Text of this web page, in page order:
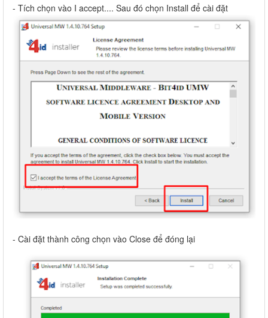
- Tích chọn vào I accept.... Sau đó chọn Install để cài đặt
- Cài đặt thành công chọn vào Close để đóng lại